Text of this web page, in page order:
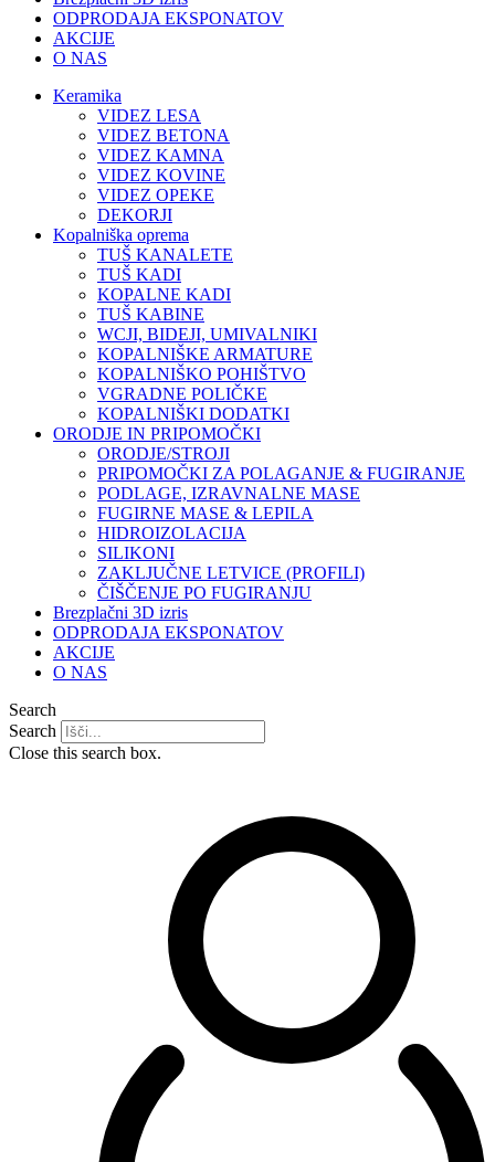
ODPRODAJA EKSPONATOV
AKCIJE
O NAS
Keramika
VIDEZ LESA
VIDEZ BETONA
VIDEZ KAMNA
VIDEZ KOVINE
VIDEZ OPEKE
DEKORJI
Kopalniška oprema
TUŠ KANALETE
TUŠ KADI
KOPALNE KADI
TUŠ KABINE
WCJI, BIDEJI, UMIVALNIKI
KOPALNIŠKE ARMATURE
KOPALNIŠKO POHIŠTVO
VGRADNE POLIČKE
KOPALNIŠKI DODATKI
ORODJE IN PRIPOMOČKI
ORODJE/STROJI
PRIPOMOČKI ZA POLAGANJE & FUGIRANJE
PODLAGE, IZRAVNALNE MASE
FUGIRNE MASE & LEPILA
HIDROIZOLACIJA
SILIKONI
ZAKLJUČNE LETVICE (PROFILI)
ČIŠČENJE PO FUGIRANJU
Brezplačni 3D izris
ODPRODAJA EKSPONATOV
AKCIJE
O NAS
Search
Search
Close this search box.